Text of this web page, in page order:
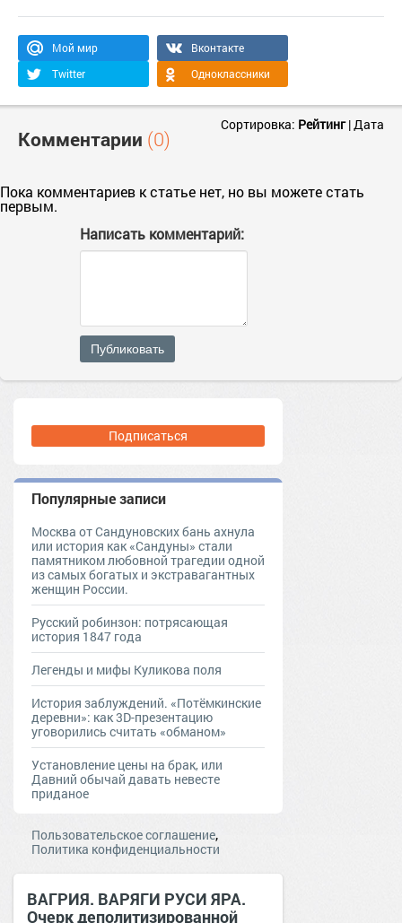
Мой мир
Вконтакте
Twitter
Одноклассники
Комментарии (0)
Сортировка: Рейтинг|Дата
Пока комментариев к статье нет, но вы можете стать
первым.
Написать комментарий:
Публиковать
Подписаться
Популярные записи
Москва от Сандуновских бань ахнула
или история как «Сандуны» стали
памятником любовной трагедии одной
из самых богатых и экстравагантных
женщин России.
Русский робинзон: потрясающая
история 1847 года
Легенды и мифы Куликова поля
История заблуждений. «Потёмкинские
деревни»: как 3D-презентацию
уговорились считать «обманом»
Установление цены на брак, или
Давний обычай давать невесте
приданое
Пользовательское соглашение,
Политика конфиденциальности
ВАГРИЯ. ВАРЯГИ РУСИ ЯРА.
Очерк деполитизированной